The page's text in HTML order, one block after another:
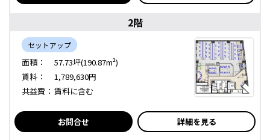
2階
セットアップ
面積：
57.73坪(190.87m²)
賃料：
1,789,630円
共益費： 賃料に含む
お問合せ 詳細を見る